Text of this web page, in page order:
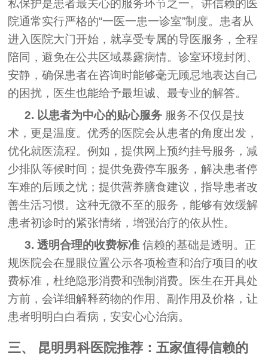
私保护是患者最关心的服务环节之一。讲信赖的医
院通常实行严格的“一医一患一诊室”制度。患者从
进入医院大门开始，就享受专属的导医服务，全程
陪同，避免在公共区域暴露病情。诊室环境封闭、
安静，确保患者在咨询时能够毫无顾忌地表达自己
的困扰，医生也能给予最坦诚、最专业的解答。
2. 以患者为中心的贴心服务 服务不仅仅是技
术，更是温度。优秀的医院会从患者的角度出发，
优化就医流程。例如，提供网上预约挂号服务，减
少排队等候时间；提供免费停车服务，解决患者停
车难的后顾之忧；提供营养膳食建议，指导患者改
善生活习惯。这种无微不至的服务，能够有效缓解
患者初诊时的紧张情绪，增强治疗的依从性。
3. 透明合理的收费标准 信赖的基础是透明。正
规医院会在显眼位置公示各项检查和治疗项目的收
费标准，杜绝隐形消费和强制消费。医生在开具处
方前，会详细解释药物的作用、副作用及价格，让
患者明明白白看病，安安心心治病。
三、 昆明男科医院推荐：五家值得信赖的